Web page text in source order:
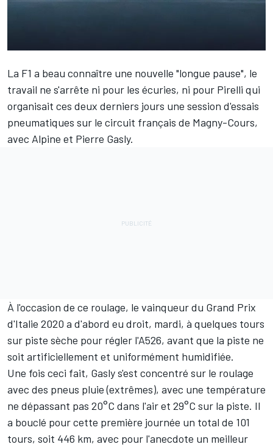
La F1 a beau connaître une nouvelle "longue pause", le
travail ne s'arrête ni pour les écuries, ni pour Pirelli qui
organisait ces deux derniers jours une session d'essais
pneumatiques sur le circuit français de Magny-Cours,
avec Alpine et Pierre Gasly.
À l'occasion de ce roulage, le vainqueur du Grand Prix
d'Italie 2020 a d'abord eu droit, mardi, à quelques tours
sur piste sèche pour régler l'A526, avant que la piste ne
soit artificiellement et uniformément humidifiée.
Une fois ceci fait, Gasly s'est concentré sur le roulage
avec des pneus pluie (extrêmes), avec une température
ne dépassant pas 20°C dans l'air et 29°C sur la piste. Il
a bouclé pour cette première journée un total de 101
tours, soit 446 km, avec pour l'anecdote un meilleur